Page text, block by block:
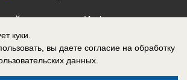
сайте
Информация
куки.
вы даете согласие на обработку
данных.